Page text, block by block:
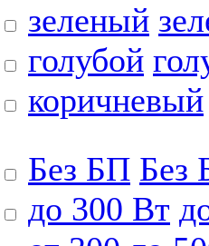
зеленый
голубой
коричневый
Без БП Без
до 300 Вт